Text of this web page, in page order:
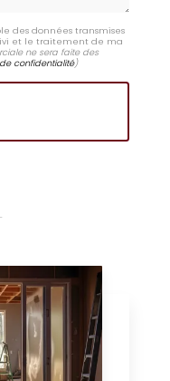
des données transmises
et le traitement de ma
ne sera faite des
confidentialité)